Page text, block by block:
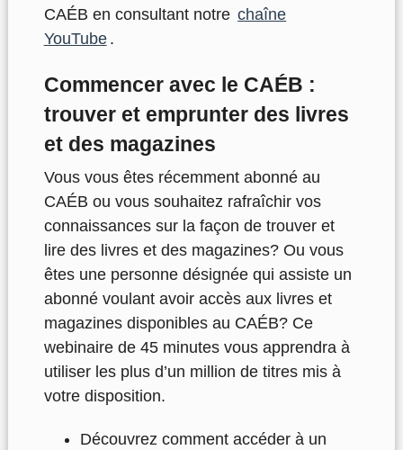
CAÉB en consultant notre chaîne
YouTube .
Commencer avec le CAÉB :
trouver et emprunter des livres
et des magazines
Vous vous êtes récemment abonné au
CAÉB ou vous souhaitez rafraîchir vos
connaissances sur la façon de trouver et
lire des livres et des magazines? Ou vous
êtes une personne désignée qui assiste un
abonné voulant avoir accès aux livres et
magazines disponibles au CAÉB? Ce
webinaire de 45 minutes vous apprendra à
utiliser les plus d’un million de titres mis à
votre disposition.
Découvrez comment accéder à un